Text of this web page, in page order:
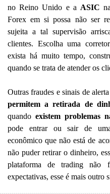
no Reino Unido e a ASIC
Forex em si possa não ser
sujeita a tal supervisão
clientes. Escolha uma
exista há muito tempo,
quando se trata de atender os
Outras fraudes e sinais de
permitem a retirada de
quando existem problemas
pode entrar ou sair de
econômico que não está de
não puder retirar o dinheiro,
plataforma de trading não
expectativas, esse é mais outro